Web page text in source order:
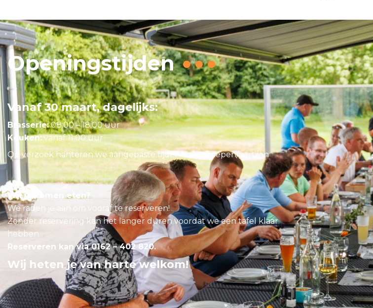
Openingstijden
Vanaf 30 maart, dagelijks:
Brasserie:08:00 – 18:00 uur
Keuken:vanaf 11:00 uur
Op verzoek hanteren we aangepaste tijden voor groepen/partijen
Wil je komen eten?
We raden je aan om vooraf te reserveren!
Zonder reservering kan het langer duren voordat we een tafel klaar
hebben.
Reserveren kan via 0162 – 402 820.
Wij heten je van harte welkom!